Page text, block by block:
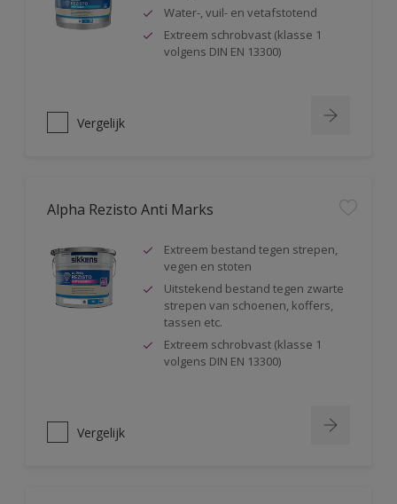
Water-, vuil- en vetafstotend
Extreem schrobvast (klasse 1
volgens DIN EN 13300)
Vergelijk
Alpha Rezisto Anti Marks
Extreem bestand tegen strepen,
vegen en stoten
Uitstekend bestand tegen zwarte
strepen van schoenen, koffers,
tassen etc.
Extreem schrobvast (klasse 1
volgens DIN EN 13300)
Vergelijk